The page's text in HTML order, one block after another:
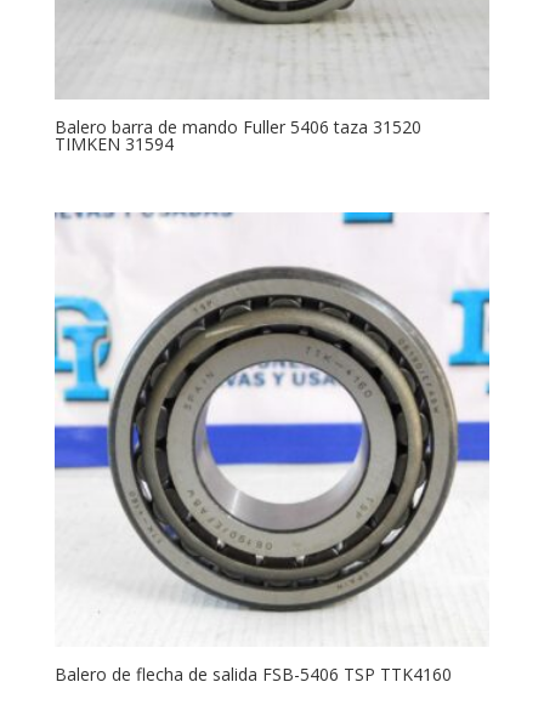
Balero barra de mando Fuller 5406 taza 31520
TIMKEN 31594
Balero de flecha de salida FSB-5406 TSP TTK4160